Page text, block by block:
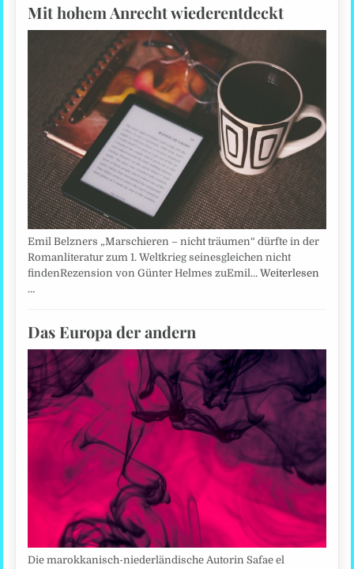
Mit hohem Anrecht wiederentdeckt
Emil Belzners „Marschieren – nicht träumen“ dürfte in der
Romanliteratur zum 1. Weltkrieg seinesgleichen nicht
findenRezension von Günter Helmes zuEmil…Weiterlesen
…
Das Europa der andern
Die marokkanisch-niederländische Autorin Safae el